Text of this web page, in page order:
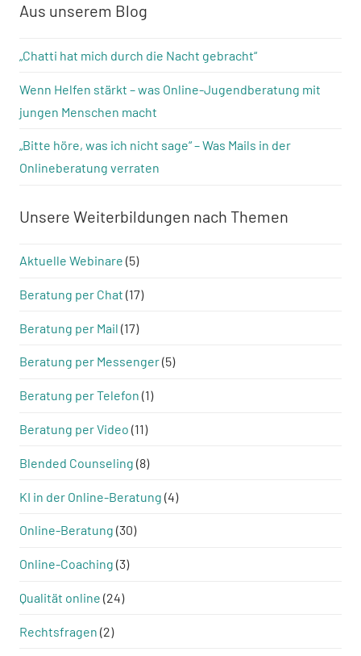
Aus unserem Blog
„Chatti hat mich durch die Nacht gebracht“
Wenn Helfen stärkt – was Online-Jugendberatung mit
jungen Menschen macht
„Bitte höre, was ich nicht sage“ – Was Mails in der
Onlineberatung verraten
Unsere Weiterbildungen nach Themen
Aktuelle Webinare (5)
Beratung per Chat (17)
Beratung per Mail (17)
Beratung per Messenger(5)
Beratung per Telefon (1)
Beratung per Video (11)
Blended Counseling (8)
KI in der Online-Beratung (4)
Online-Beratung (30)
Online-Coaching (3)
Qualität online (24)
Rechtsfragen (2)